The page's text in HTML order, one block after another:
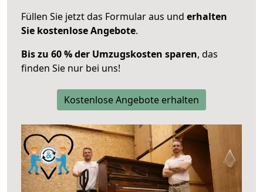
Füllen Sie jetzt das Formular aus und erhalten
Sie kostenlose Angebote.
Bis zu 60 % der Umzugskosten sparen, das
finden Sie nur bei uns!
Kostenlose Angebote erhalten